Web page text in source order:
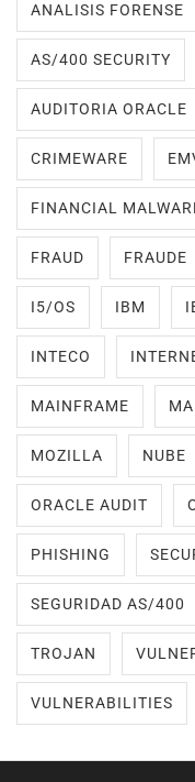
ANALISIS FORENSE
AS/400 SECURITY
AUDITORIA ORACLE
CRIMEWARE
FINANCIAL
FRAUD FRAUDE
I5/OS IBM
INTECO
MAINFRAME
MOZILLA NUBE
ORACLE AUDIT
PHISHING
SEGURIDAD AS/400
TROJAN
VULNERABILITIES